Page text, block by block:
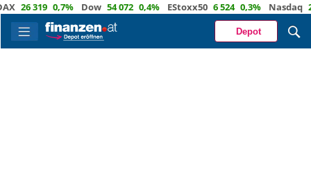
26 319 0,7% Dow 54 072 0,4% EStoxx50 6 524 0,3% Nasdaq 29
Depot